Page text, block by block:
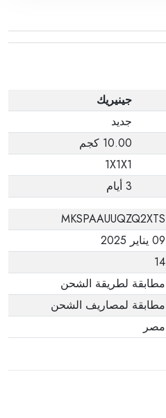
جينيريك
جديد
10.00 كجم
1X1X1
3 أيام
MKSPAAUUQZQ2XTS
09 يناير 2025
14
مطابقة لطريقة الشحن
مطابقة لمصاريف الشحن
مصر